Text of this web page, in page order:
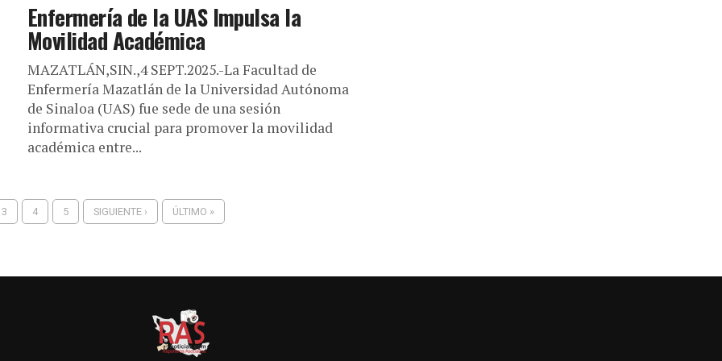
Enfermería de la UAS Impulsa la
Movilidad Académica
MAZATLÁN,SIN.,4 SEPT.2025.-La Facultad de
Enfermería Mazatlán de la Universidad Autónoma
de Sinaloa (UAS) fue sede de una sesión
informativa crucial para promover la movilidad
académica entre...
3 4 5 SIGUIENTE › ÚLTIMO »